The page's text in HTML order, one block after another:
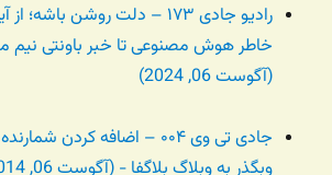
رادیو جادی ۱۷۳ – دلت روشن
خاطر هوش مصنوعی تا خبر باونتی نیم
(آگوست 06, 2024)
جادی تی وی ۰۰۴ – اضافه کردن
وبگذر به وبلاگ بلاگفا - (آگوست 06, 2014)